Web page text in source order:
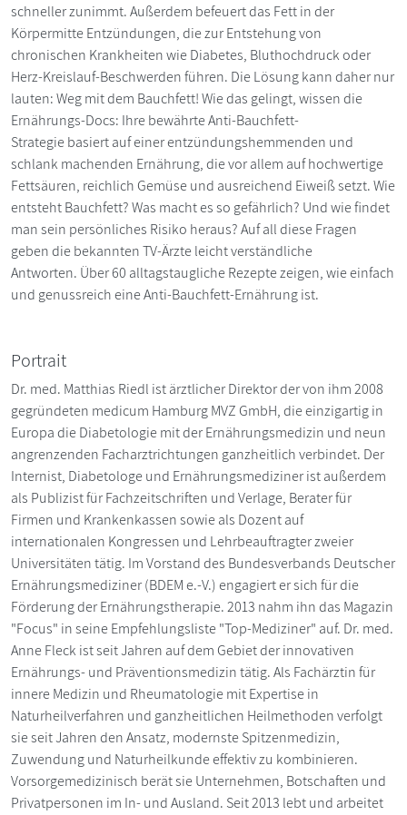
schneller zunimmt. Außerdem befeuert das Fett in der
Körpermitte Entzündungen, die zur Entstehung von
chronischen Krankheiten wie Diabetes, Bluthochdruck oder
Herz-Kreislauf-Beschwerden führen. Die Lösung kann daher nur
lauten: Weg mit dem Bauchfett! Wie das gelingt, wissen die
Ernährungs-Docs: Ihre bewährte Anti-Bauchfett-
Strategie basiert auf einer entzündungshemmenden und
schlank machenden Ernährung, die vor allem auf hochwertige
Fettsäuren, reichlich Gemüse und ausreichend Eiweiß setzt. Wie
entsteht Bauchfett? Was macht es so gefährlich? Und wie findet
man sein persönliches Risiko heraus? Auf all diese Fragen
geben die bekannten TV-Ärzte leicht verständliche
Antworten. Über 60 alltagstaugliche Rezepte zeigen, wie einfach
und genussreich eine Anti-Bauchfett-Ernährung ist.
Portrait
Dr. med. Matthias Riedl ist ärztlicher Direktor der von ihm 2008
gegründeten medicum Hamburg MVZ GmbH, die einzigartig in
Europa die Diabetologie mit der Ernährungsmedizin und neun
angrenzenden Facharztrichtungen ganzheitlich verbindet. Der
Inter­nist, Diabetologe und Ernährungsmediziner ist außer­dem
als Publizist für Fachzeitschriften und Verlage, ­Berater für
Firmen und Krankenkassen sowie als Dozent auf
internationalen Kongressen und Lehrbeauftragter zweier
Universitäten tätig. Im Vorstand des Bundesverbands Deutscher
Ernährungsmediziner (BDEM e.-V.) engagiert er sich für die
Förderung der Ernährungstherapie. 2013 nahm ihn das Magazin
"Focus" in seine Empfehlungsliste "Top-Mediziner" auf. Dr. med.
Anne Fleck ist seit Jahren auf dem Gebiet der innovativen
Ernährungs- und Präventionsmedizin tätig. Als Fachärztin für
innere Medizin und Rheumatologie mit Expertise in
Naturheilverfahren und ganzheitlichen Heilmethoden verfolgt
sie seit Jahren den Ansatz, modernste Spitzenmedizin,
Zuwendung und Naturheilkunde effektiv zu kombinieren.
Vorsorgemedizinisch berät sie Unternehmen, Botschaften und
Privatpersonen im In- und Ausland. Seit 2013 lebt und arbeitet